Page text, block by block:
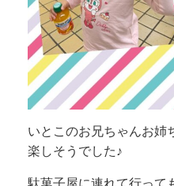
いとこのお兄ちゃんお姉
楽しそうでした♪
駄菓子屋に連れて行って